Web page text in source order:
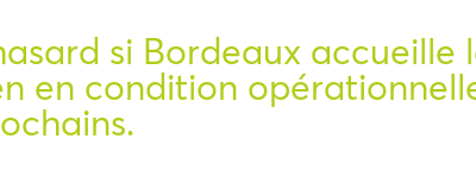
si Bordeaux
en condition